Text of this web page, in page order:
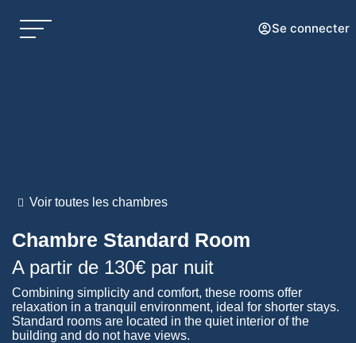
Se connecter
Voir toutes les chambres
Chambre Standard Room
A partir de 130€ par nuit
Combining simplicity and comfort, these rooms offer
relaxation in a tranquil environment, ideal for shorter stays.
Standard rooms are located in the quiet interior of the
building and do not have views.